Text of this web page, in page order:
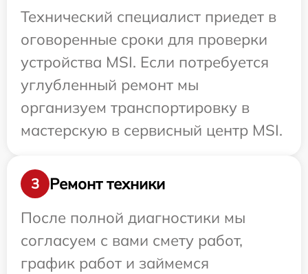
Технический специалист приедет в
оговоренные сроки для проверки
устройства MSI. Если потребуется
углубленный ремонт мы
организуем транспортировку в
мастерскую в сервисный центр MSI.
3
Ремонт техники
После полной диагностики мы
согласуем с вами смету работ,
график работ и займемся